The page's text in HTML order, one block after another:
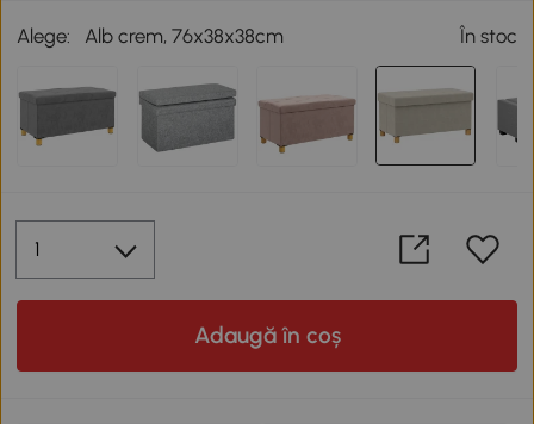
Alege: Alb crem, 76x38x38cm În stoc
Adaugă în coș